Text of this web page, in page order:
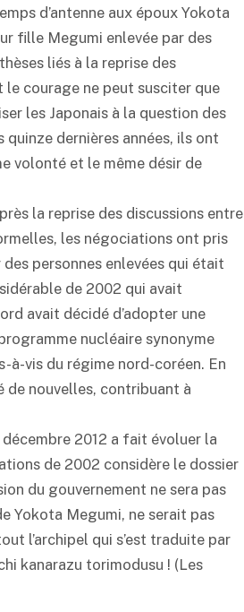
d’antenne aux époux Yokota
fille Megumi enlevée par des
liés à la reprise des
courage ne peut susciter que
les Japonais à la question des
dernières années, ils ont
volonté et le même désir de
la reprise des discussions entre
les négociations ont pris
personnes enlevées qui était
de 2002 qui avait
avait décidé d’adopter une
nucléaire synonyme
à-vis du régime nord-coréen. En
de nouvelles, contribuant à
2012 a fait évoluer la
de 2002 considère le dossier
du gouvernement ne sera pas
Yokota Megumi, ne serait pas
l’archipel qui s’est traduite par
kanarazu torimodusu ! (Les